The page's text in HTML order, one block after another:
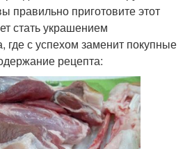
правильно приготовите этот
стать украшением
где с успехом заменит покупные
рецепта: